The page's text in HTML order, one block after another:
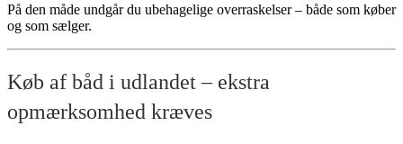
På den måde undgår du ubehagelige overraskelser – både som køber
og som sælger.
Køb af båd i udlandet – ekstra
opmærksomhed kræves